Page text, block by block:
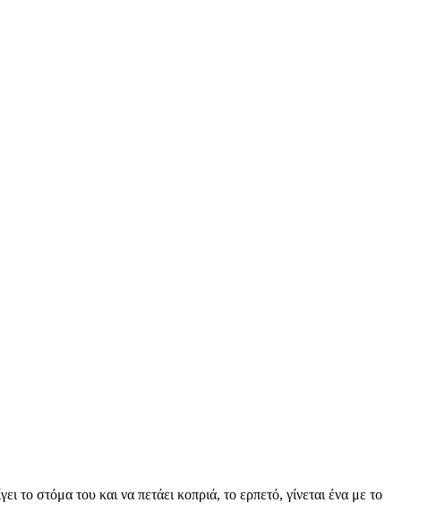
το στόμα του και να πετάει κοπριά, το ερπετό, γίνεται ένα με το